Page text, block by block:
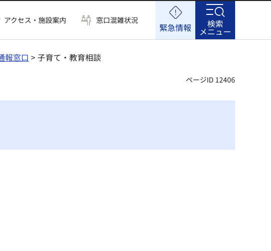
アクセス・施設案内 窓口混雑状況
緊急情報 検索
メニュー
報窓口 > 子育て・教育相談
ページID 12406